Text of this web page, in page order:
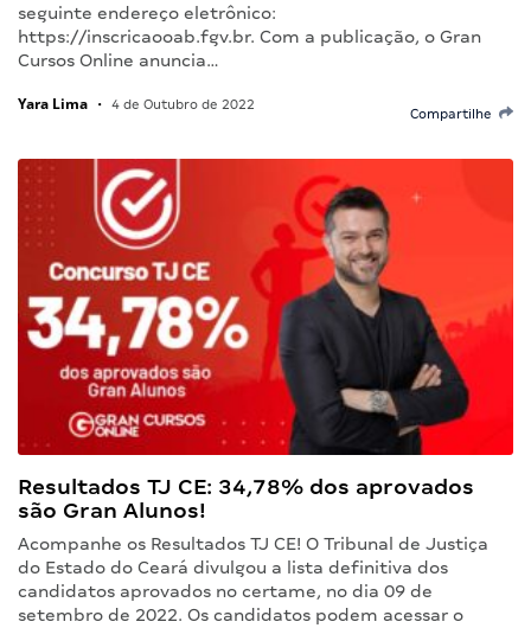
seguinte endereço eletrônico:
https://inscricaooab.fgv.br. Com a publicação, o Gran
Cursos Online anuncia…
Yara Lima • 4 de Outubro de 2022
Compartilhe
Resultados TJ CE: 34,78% dos aprovados
são Gran Alunos!
Acompanhe os Resultados TJ CE! O Tribunal de Justiça
do Estado do Ceará divulgou a lista definitiva dos
candidatos aprovados no certame, no dia 09 de
setembro de 2022. Os candidatos podem acessar o